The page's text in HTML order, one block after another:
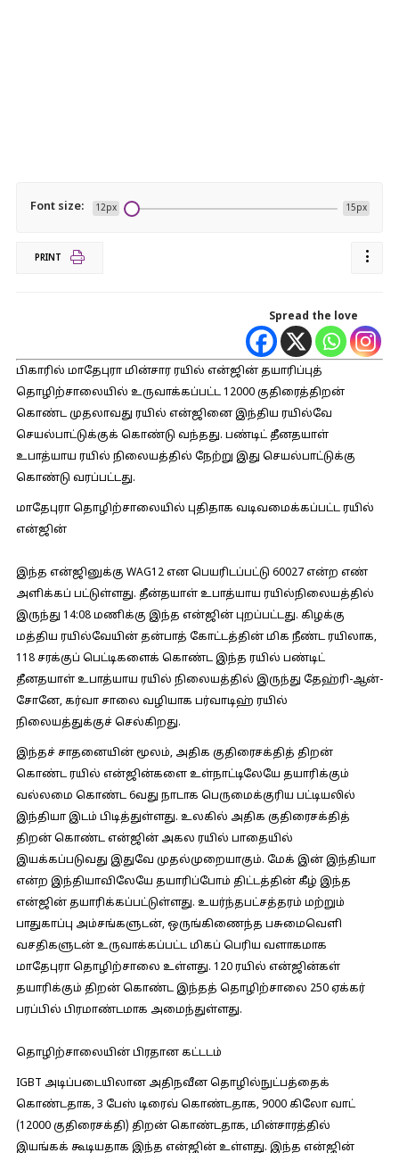
Font size: 12px 15px
PRINT
Spread the love
பிகாரில் மாதேபுரா மின்சார ரயில் என்ஜின் தயாரிப்புத்
தொழிற்சாலையில் உருவாக்கப்பட்ட 12000 குதிரைத்திறன்
கொண்ட முதலாவது ரயில் என்ஜினை இந்திய ரயில்வே
செயல்பாட்டுக்குக் கொண்டு வந்தது. பண்டிட் தீனதயாள்
உபாத்யாய ரயில் நிலையத்தில் நேற்று இது செயல்பாட்டுக்கு
கொண்டு வரப்பட்டது.
மாதேபுரா தொழிற்சாலையில் புதிதாக வடிவமைக்கப்பட்ட ரயில்
என்ஜின்
இந்த என்ஜினுக்கு WAG12 என பெயரிடப்பட்டு 60027 என்ற எண்
அளிக்கப் பட்டுள்ளது. தீன்தயாள் உபாத்யாய ரயில்நிலையத்தில்
இருந்து 14:08 மணிக்கு இந்த என்ஜின் புறப்பட்டது. கிழக்கு
மத்திய ரயில்வேயின் தன்பாத் கோட்டத்தின் மிக நீண்ட ரயிலாக,
118 சரக்குப் பெட்டிகளைக் கொண்ட இந்த ரயில் பண்டிட்
தீனதயாள் உபாத்யாய ரயில் நிலையத்தில் இருந்து தேஹ்ரி-ஆன்-
சோனே, கர்வா சாலை வழியாக பர்வாடிஹ் ரயில்
நிலையத்துக்குச் செல்கிறது.
இந்தச் சாதனையின் மூலம், அதிக குதிரைசக்தித் திறன்
கொண்ட ரயில் என்ஜின்களை உள்நாட்டிலேயே தயாரிக்கும்
வல்லமை கொண்ட 6வது நாடாக பெருமைக்குரிய பட்டியலில்
இந்தியா இடம் பிடித்துள்ளது. உலகில் அதிக குதிரைசக்தித்
திறன் கொண்ட என்ஜின் அகல ரயில் பாதையில்
இயக்கப்படுவது இதுவே முதல்முறையாகும். மேக் இன் இந்தியா
என்ற இந்தியாவிலேயே தயாரிப்போம் திட்டத்தின் கீழ் இந்த
என்ஜின் தயாரிக்கப்பட்டுள்ளது. உயர்ந்தபட்சத்தரம் மற்றும்
பாதுகாப்பு அம்சங்களுடன், ஒருங்கிணைந்த பசுமைவெளி
வசதிகளுடன் உருவாக்கப்பட்ட மிகப் பெரிய வளாகமாக
மாதேபுரா தொழிற்சாலை உள்ளது. 120 ரயில் என்ஜின்கள்
தயாரிக்கும் திறன் கொண்ட இந்தத் தொழிற்சாலை 250 ஏக்கர்
பரப்பில் பிரமாண்டமாக அமைந்துள்ளது.
தொழிற்சாலையின் பிரதான கட்டடம்
IGBT அடிப்படையிலான அதிநவீன தொழில்நுட்பத்தைக்
கொண்டதாக, 3 பேஸ் டிரைவ் கொண்டதாக, 9000 கிலோ வாட்
(12000 குதிரைசக்தி) திறன் கொண்டதாக, மின்சாரத்தில்
இயங்கக் கூடியதாக இந்த என்ஜின் உள்ளது. இந்த என்ஜின்